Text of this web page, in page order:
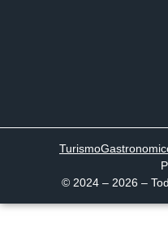
© 2024 – 2026 –